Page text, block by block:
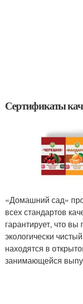
Сертификаты
«Домашний сад»
всех стандартов
гарантирует, что
экологически
находятся в
занимающейся